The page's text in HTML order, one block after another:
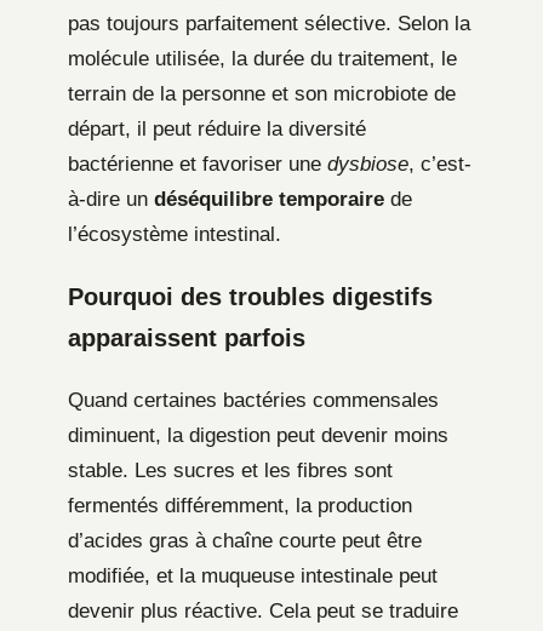
pas toujours parfaitement sélective. Selon la
molécule utilisée, la durée du traitement, le
terrain de la personne et son microbiote de
départ, il peut réduire la diversité
bactérienne et favoriser une dysbiose, c’est-
à-dire un déséquilibre temporaire de
l’écosystème intestinal.
Pourquoi des troubles digestifs
apparaissent parfois
Quand certaines bactéries commensales
diminuent, la digestion peut devenir moins
stable. Les sucres et les fibres sont
fermentés différemment, la production
d’acides gras à chaîne courte peut être
modifiée, et la muqueuse intestinale peut
devenir plus réactive. Cela peut se traduire